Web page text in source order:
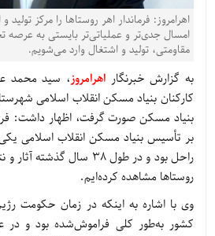
اهرامروز: فرماندار اهر روستاها را مرکز
امسال جدی‌تر و عملیاتی‌تر بایستی به عرصه
مقاومتی، تولید و اشتغال وارد می‌شویم.
به گزارش خبرنگار اهرامروز، سید محمد
کارکنان بنیاد مسکن انقلاب اسلامی
بنیاد مسکن صورت گرفت، اظهار داشت:
بر تأسیس بنیاد مسکن انقلاب اسلامی
راحل بود و در طول 38 سال
روستاها مشاهده کرده‌ایم.
وی با اشاره به اینکه در زمان حکومت
کشور به‌طور کلی فراموش‌شده بود و در